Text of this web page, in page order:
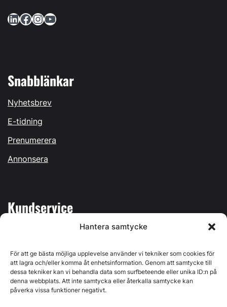
Hantera samtycke
För att ge bästa möjliga upplevelse använder vi tekniker som cookies för
att lagra och/eller komma åt enhetsinformation. Genom att samtycke till
dessa tekniker kan vi behandla data som surfbeteende eller unika ID:n på
denna webbplats. Att inte samtycka eller återkalla samtycke kan
påverka vissa funktioner negativt.
LinkedIn Facebook InstagramYouTube
Snabblänkar
Nyhetsbrev
E-tidning
Prenumerera
Annonsera
Kundservice
Kontakta oss